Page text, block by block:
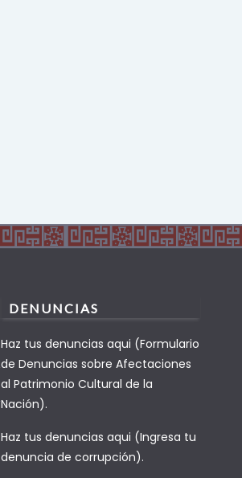
DENUNCIAS
Haz tus denuncias aqui (Formulario
de Denuncias sobre Afectaciones
al Patrimonio Cultural de la
Nación).
Haz tus denuncias aqui (Ingresa tu
denuncia de corrupción).